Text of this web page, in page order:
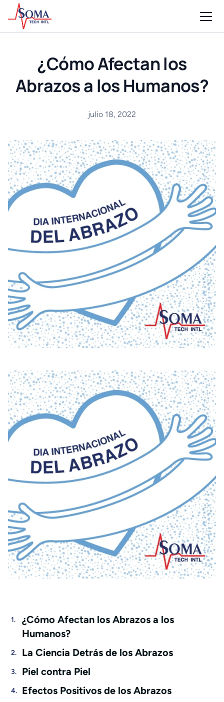
¿Cómo Afectan los
Abrazos a los Humanos?
julio 18, 2022
¿Cómo Afectan los Abrazos a los
Humanos?
La Ciencia Detrás de los Abrazos
Piel contra Piel
Efectos Positivos de los Abrazos